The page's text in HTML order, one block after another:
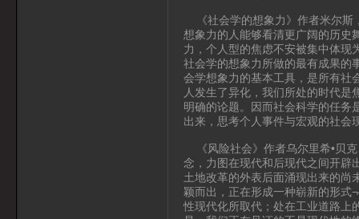
《社会学的想象力》作者米尔斯
想象力的人能够看清更广阔的历史
力，个人型的焦虑不安被集中体现
社会学的想象力所做的最有成果的
会学想象力的基本工具，是所有社
人发生了异化，我们所处的时代
明确的论题。因而社会科学的任务
出来，思考个人事件与宏观的社会
《风险社会》作者乌尔里希•贝克
念，力图在现代和后现代之间开辟
土地改革的外表后面涌现出来的尚
颖而出，正在形成一种崭新的形
性现代化所取代；处在工业道路上